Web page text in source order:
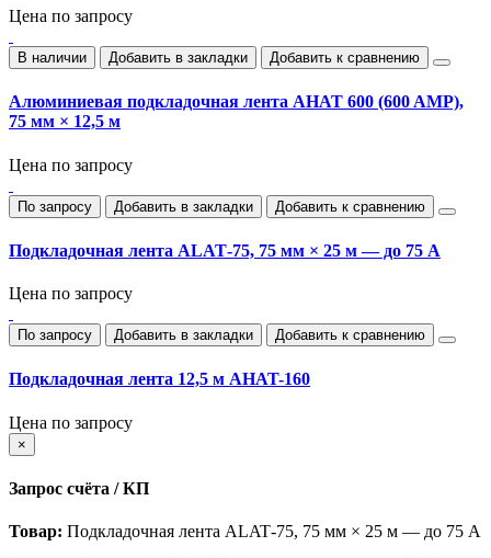
Цена по запросу
В наличии Добавить в закладки Добавить к сравнению
Алюминиевая подкладочная лента AHAT 600 (600 AMP),
75 мм × 12,5 м
Цена по запросу
По запросу Добавить в закладки Добавить к сравнению
Подкладочная лента ALAT‑75, 75 мм × 25 м — до 75 А
Цена по запросу
По запросу Добавить в закладки Добавить к сравнению
Подкладочная лента 12,5 м AHAT-160
Цена по запросу
×
Запрос счёта / КП
Товар: Подкладочная лента ALAT‑75, 75 мм × 25 м — до 75 А